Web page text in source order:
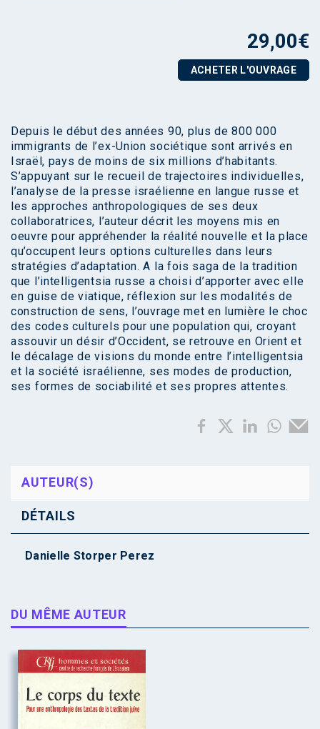
29,00€
ACHETER L'OUVRAGE
Depuis le début des années 90, plus de 800 000
immigrants de l’ex-Union sociétique sont arrivés en
Israël, pays de moins de six millions d’habitants.
S’appuyant sur le recueil de trajectoires individuelles,
l’analyse de la presse israélienne en langue russe et
les approches anthropologiques de ses deux
collaboratrices, l’auteur décrit les moyens mis en
oeuvre pour appréhender la réalité nouvelle et la place
qu’occupent leurs options culturelles dans leurs
stratégies d’adaptation. A la fois saga de la tradition
que l’intelligentsia russe a choisi d’apporter avec elle
en guise de viatique, réflexion sur les modalités de
construction de sens, l’ouvrage met en lumière le choc
des codes culturels pour une population qui, croyant
assouvir un désir d’Occident, se retrouve en Orient et
le décalage de visions du monde entre l’intelligentsia
et la société israélienne, ses modes de production,
ses formes de sociabilité et ses propres attentes.
AUTEUR(S)
DÉTAILS
Danielle Storper Perez
DU MÊME AUTEUR